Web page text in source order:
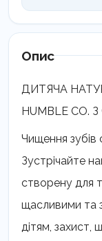
Хамбл
зі
полуниці
фтором
TP890011F
Опис
ДИТЯЧА
HUMBLE
Чищення
Зустрічайте
створену для
щасливими та
дітям, захист,